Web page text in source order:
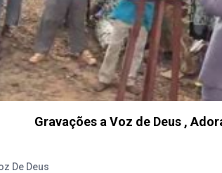
Gravações a Voz de Deus ,
De Deus